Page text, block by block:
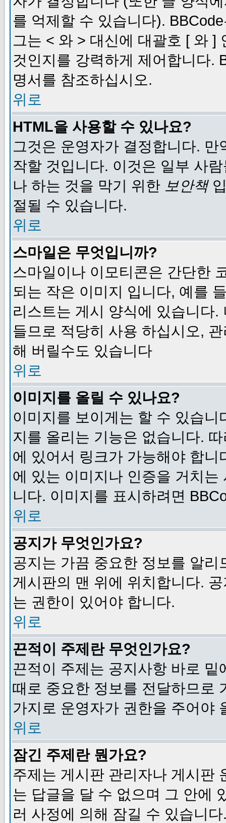
를 억제할 수 있습니다).
그는 < 와 > 대신에 대괄호 [ 와 ]
것인지를 강력하게 제어합니다.
명서를 참조하십시오.
위로
HTML을 사용할 수 있나요?
그것은 운영자가 결정합니다.
작할 것입니다. 이것은 일부 사
나 하는 것을 막기 위한 보안책
절될 수 있습니다.
위로
스마일은 무엇입니까?
스마일이나 이모티콘은 간단한
되는 작은 이미지 입니다, 예를
리스트는 게시 양식에 있습니다
들므로 적당히 사용 하십시오,
해 버릴수도 있습니다
위로
이미지를 올릴 수 있나요?
이미지를 보이게는 할 수 있습
지를 올리는 기능은 없습니다.
에 있어서 링크가 가능해야 합
에 있는 이미지나 인증을 거치
니다. 이미지를 표시하려면
위로
공지가 무엇인가요?
공지는 가끔 중요한 정보를 알
게시판의 맨 위에 위치합니다.
는 권한이 있어야 합니다.
위로
끈적이 주제란 무엇인가요?
끈적이 주제는 공지사항 바로
때로 중요한 정보를 전달하므로
가지로 운영자가 권한을 주어야
위로
잠긴 주제란 뭔가요?
주제는 게시판 관리자나 게시판
는 답글을 달 수 없으며 그 안에
러 사정에 의해 잠길 수 있습니다